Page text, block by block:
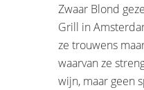
Zwaar Blond
Grill in
ze trouwens
waarvan ze
wijn, maar geen